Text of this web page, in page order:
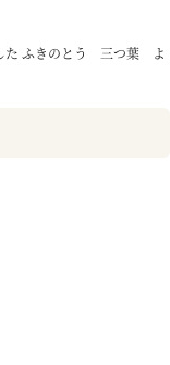
た ふきのとう 三つ葉 よ